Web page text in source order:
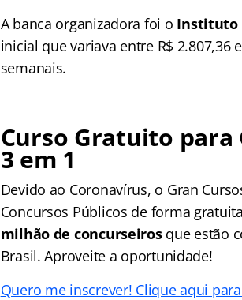
A banca organizadora foi o Instituto
inicial que variava entre R$ 2.807,36
semanais.
Curso Gratuito para
3 em 1
Devido ao Coronavírus, o Gran
Concursos Públicos de forma
milhão de concurseirosque estão
Brasil. Aproveite a oportunidade!
Quero me inscrever! Clique aqui